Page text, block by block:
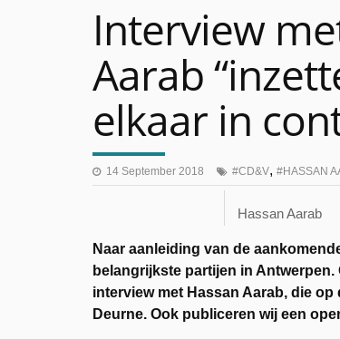
Interview
Aarab
elkaar in
14 September 2018 CD&V, HASSAN
Hassan Aarab
Naar aanleiding van de
belangrijkste partijen in
interview met Hassan Aarab, die
Deurne. Ook publiceren wij een